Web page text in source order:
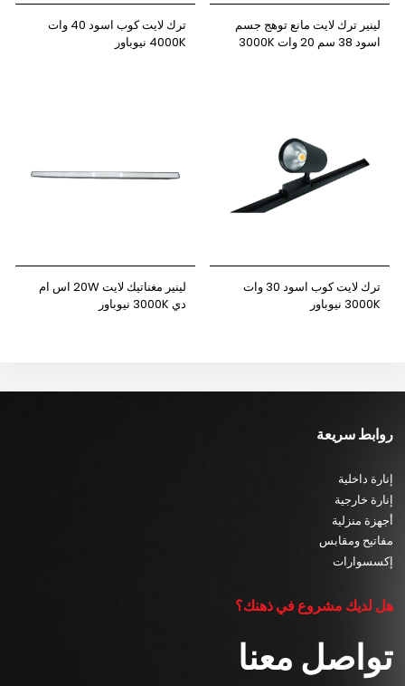
لينير ترك لايت مانع توهج جسم
اسود 38 سم 20 وات 3000K
ترك لايت كوب اسود 40 وات
4000K نيوباور
ترك لايت كوب اسود 30 وات
3000K نيوباور
لينير مغناتيك لايت 20W اس ام
دي 3000K نيوباور
روابط سريعة
إنارة داخلية
إنارة خارجية
أجهزة منزلية
مفاتيح ومقابس
إكسسوارات
هل لديك مشروع في ذهنك؟
تواصل معنا